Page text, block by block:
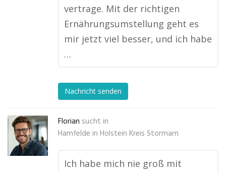
vertrage. Mit der richtigen
Ernährungsumstellung geht es
mir jetzt viel besser, und ich habe
…
Nachricht senden
Florian sucht in
Hamfelde in Holstein Kreis Stormarn
Ich habe mich nie groß mit